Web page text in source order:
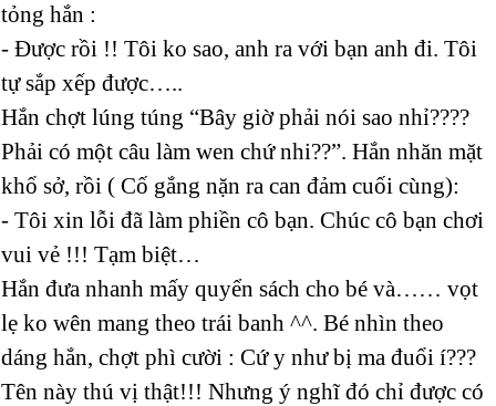
tỏng hắn :
- Được rồi !! Tôi ko sao, anh ra với bạn anh đi. Tôi
tự sắp xếp được…..
Hắn chợt lúng túng “Bây giờ phải nói sao nhỉ????
Phải có một câu làm wen chứ nhi??”. Hắn nhăn mặt
khổ sở, rồi ( Cố gắng nặn ra can đảm cuối cùng):
- Tôi xin lỗi đã làm phiền cô bạn. Chúc cô bạn chơi
vui vẻ !!! Tạm biệt…
Hắn đưa nhanh mấy quyển sách cho bé và…… vọt
lẹ ko wên mang theo trái banh ^^. Bé nhìn theo
dáng hắn, chợt phì cười : Cứ y như bị ma đuổi í???
Tên này thú vị thật!!! Nhưng ý nghĩ đó chỉ được có